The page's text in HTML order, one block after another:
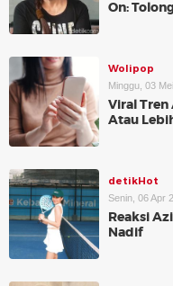
On:
Wolipop
Minggu, 03
Viral Tren
Atau
detikHot
Senin, 06 Apr
Reaksi
Nadif